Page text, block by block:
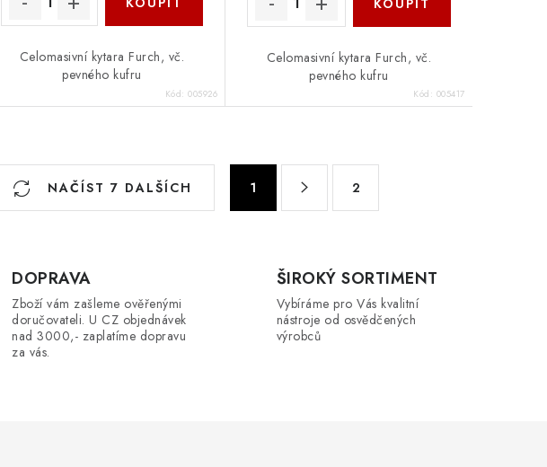
Celomasivní kytara Furch, vč.
pevného kufru
Kód:005926
Celomasivní kytara Furch, vč.
pevného kufru
Kód: 005417
NAČÍST 7 DALŠÍCH
S
1 2
DOPRAVA
Zboží vám zašleme ověřenými
doručovateli. U CZ objednávek
nad 3000,- zaplatíme dopravu
za vás.
ŠIROKÝ SORTIMENT
Vybíráme pro Vás kvalitní
nástroje od osvědčených
výrobců